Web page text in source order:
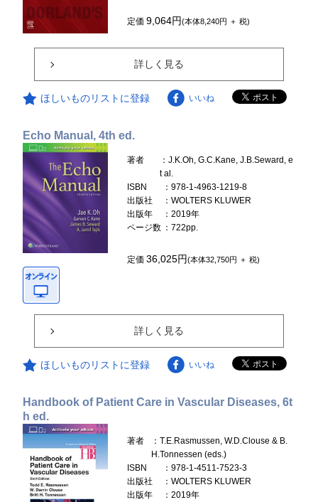
定価9,064円(本体8,240円 ＋ 税)
詳しく見る
ほしいものリストに登録 いいね
Echo Manual, 4th ed.
著者
：J.K.Oh, G.C.Kane, J.B.Seward, e
t al.
ISBN
：978-1-4963-1219-8
出版社
：WOLTERS KLUWER
出版年
：2019年
ページ数 ：722pp.
定価36,025円(本体32,750円 ＋ 税)
詳しく見る
ほしいものリストに登録 いいね
Handbook of Patient Care in Vascular Diseases, 6t
h ed.
著者
：T.E.Rasmussen, W.D.Clouse & B.
H.Tonnessen (eds.)
ISBN
：978-1-4511-7523-3
出版社
：WOLTERS KLUWER
出版年
：2019年